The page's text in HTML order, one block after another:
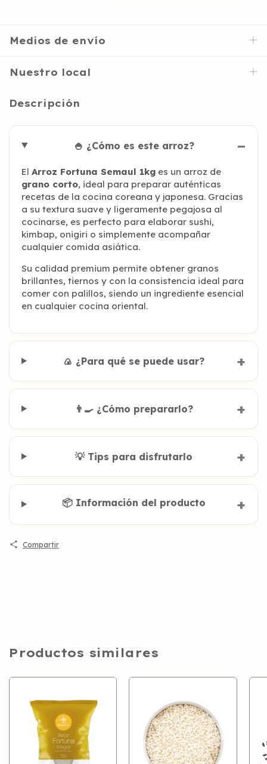
Medios de envío
Nuestro local
Descripción
🍚 ¿Cómo es este arroz?
El Arroz Fortuna Semaul 1kg es un arroz de
grano corto, ideal para preparar auténticas
recetas de la cocina coreana y japonesa. Gracias
a su textura suave y ligeramente pegajosa al
cocinarse, es perfecto para elaborar sushi,
kimbap, onigiri o simplemente acompañar
cualquier comida asiática.
Su calidad premium permite obtener granos
brillantes, tiernos y con la consistencia ideal para
comer con palillos, siendo un ingrediente esencial
en cualquier cocina oriental.
🍙 ¿Para qué se puede usar?
👨‍🍳 ¿Cómo prepararlo?
💡 Tips para disfrutarlo
📦 Información del producto
Compartir
Productos similares